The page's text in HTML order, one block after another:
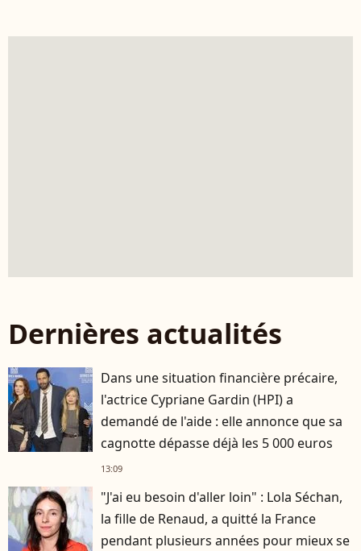
Dernières actualités
Dans une situation financière précaire,
l'actrice Cypriane Gardin (HPI) a
demandé de l'aide : elle annonce que sa
cagnotte dépasse déjà les 5 000 euros
13:09
"J'ai eu besoin d'aller loin" : Lola Séchan,
la fille de Renaud, a quitté la France
pendant plusieurs années pour mieux se